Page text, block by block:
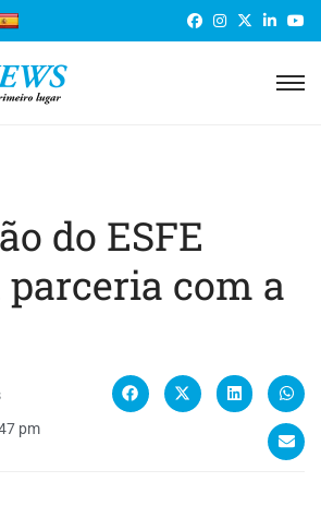
do ESFE
com a
pm